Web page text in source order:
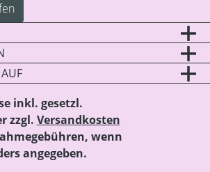
inkl. gesetzl.
zzgl. Versandkosten
wenn
angegeben.